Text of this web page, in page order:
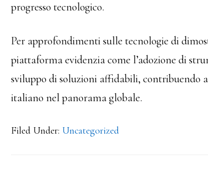
progresso tecnologico.
Per approfondimenti sulle tecnologie di
piattaforma evidenzia come l’adozione di
sviluppo di soluzioni affidabili, contribuendo
italiano nel panorama globale.
Filed Under: Uncategorized